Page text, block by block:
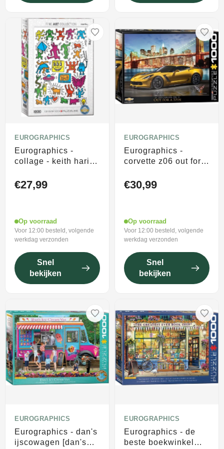
EUROGRAPHICS
Eurographics -
collage - keith haring
48×68cm (b×h) - fine
art legpuzzel
€27,99
Op voorraad
Voor 12:00 besteld, volgende
werkdag verzonden
Snel
bekijken
EUROGRAPHICS
Eurographics -
corvette z06 out for a
68×48cm (b×h) -
legpuzzel
€30,99
Op voorraad
Voor 12:00 besteld, volgende
werkdag verzonden
Snel
bekijken
EUROGRAPHICS
Eurographics - dan's
ijscowagen [dan's
EUROGRAPHICS
Eurographics - de
beste boekwinkel